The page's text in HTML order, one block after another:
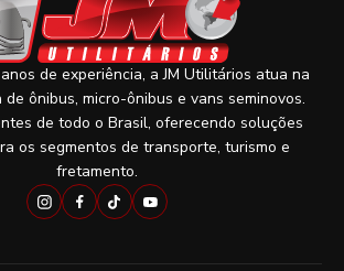
de experiência, a JM Utilitários atua na
ônibus, micro-ônibus e vans seminovos.
de todo o Brasil, oferecendo soluções
os segmentos de transporte, turismo e
fretamento.